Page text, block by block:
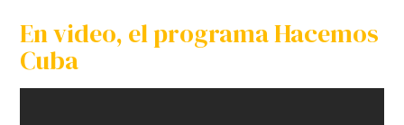
En video, el programa Hacemos
Cuba